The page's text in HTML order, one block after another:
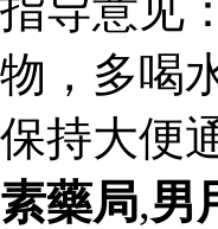
物，多喝
保持大便
素藥局,男